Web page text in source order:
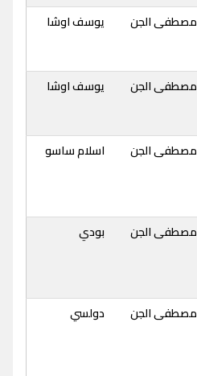
مصطفى الجن يوسف اوشا
مصطفى الجن يوسف اوشا
مصطفى الجن اسلام ساسو
مصطفى الجن بودي
مصطفى الجن دولسي